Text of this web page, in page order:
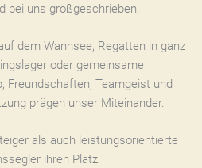
bei uns großgeschrieben.
dem Wannsee, Regatten in ganz
oder gemeinsame
Freundschaften, Teamgeist und
prägen unser Miteinander.
als auch leistungsorientierte
ihren Platz.